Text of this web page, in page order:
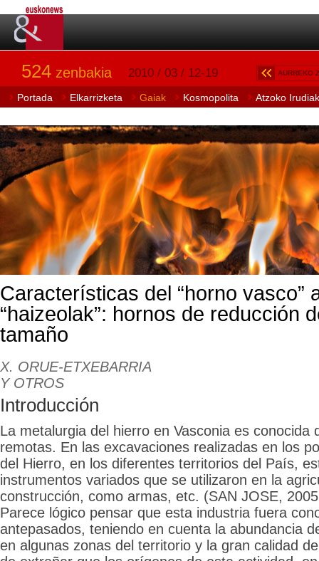
524 zenbakia 2010 / 03 / 12-19 AURREKO
Portada Elkarrizketa Gaiak Kosmopolita Atzoko Irudiak
Características del “horno vasco”
“haizeolak”: hornos de reducción
tamaño
X. ORUE-ETXEBARRIA
Y OTROS
Introducción
La metalurgia del hierro en Vasconia es conocida
remotas. En las excavaciones realizadas en los
del Hierro, en los diferentes territorios del País,
instrumentos variados que se utilizaron en la
construcción, como armas, etc. (SAN JOSE,
Parece lógico pensar que esta industria fuera
antepasados, teniendo en cuenta la abundancia
en algunas zonas del territorio y la gran calidad